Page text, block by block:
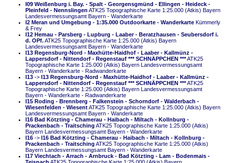
I09 Weißenburg i. Bay. - Spalt - Georgensgmünd - Ellingen - Heideck -
Pleinfeld - Nennslingen ATK25 Topographische Karte 1:25.000 (Atkis) Bayern
Landesvermessungsamt Bayern - Wanderkarte
I2 Meran und Umgebung - 1:35.000 Outdoorkarte - Wanderkarte Kümmerly
& Frey
I12 Hemau - Parsberg - Lupburg - Laaber - Beratzhausen - Seubersdorf i.
d. OPf.ATK25 Topographische Karte 1:25.000 (Atkis) Bayern
Landesvermessungsamt Bayern - Wanderkarte
I13 Regensburg-Nord - Maxhütte-Haidhof - Laaber - Kallmünz -
Lappersdorf - Nittendorf - Regenstauf *** SCHNÄPPCHEN ***ATK25
Topographische Karte 1:25.000 (Atkis) Bayern Landesvermessungsamt
Bayern - Wanderkarte - Radwanderkarte
I13 -> I13 Regensburg-Nord - Maxhütte-Haidhof - Laaber - Kallmünz -
Lappersdorf - Nittendorf - Regenstauf *** SCHNÄPPCHEN ***ATK25
Topographische Karte 1:25.000 (Atkis) Bayern Landesvermessungsamt
Bayern - Wanderkarte - Radwanderkarte
I15 Roding - Brennberg - Falkenstein - Schorndorf - Walderbach -
Wiesenfelden - WiesentATK25 Topographische Karte 1:25.000 (Atkis) Bayern
Landesvermessungsamt Bayern - Wanderkarte
I16 Bad Kötzting - Chamerau - Haibach - Miltach - Kollnburg -
Prackenbach - Traitsching ATK25 Topographische Karte 1:25.000 (Atkis)
Bayern Landesvermessungsamt Bayern - Wanderkarte
I16 -> I16 Bad Kötzting - Chamerau - Haibach - Miltach - Kollnburg -
Prackenbach - Traitsching ATK25 Topographische Karte 1:25.000 (Atkis)
Bayern Landesvermessungsamt Bayern - Wanderkarte
I17 Viechtach - Arrach - Arnbruck - Bad Kötzting - Lam - Bodenmais -